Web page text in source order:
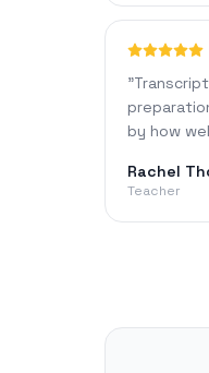
"
by how
Rachel
Teacher